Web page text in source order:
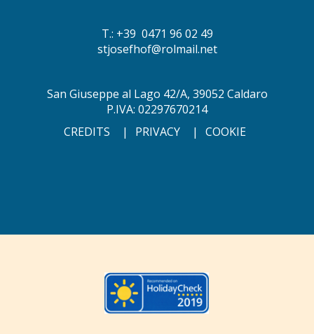
T.: +39 0471 96 02 49
stjosefhof@rolmail.net
San Giuseppe al Lago 42/A, 39052 Caldaro
P.IVA: 02297670214
CREDITS
| PRIVACY | COOKIE